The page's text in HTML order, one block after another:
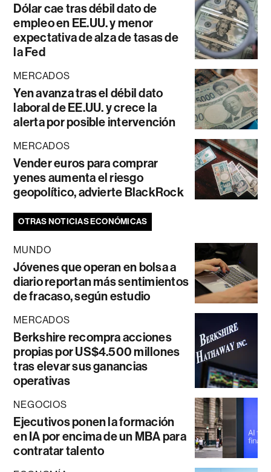
Dólar cae tras débil dato de
empleo en EE.UU. y menor
expectativa de alza de tasas de
la Fed
MERCADOS
Yen avanza tras el débil dato
laboral de EE.UU. y crece la
alerta por posible intervención
MERCADOS
Vender euros para comprar
yenes aumenta el riesgo
geopolítico, advierte BlackRock
OTRAS NOTICIAS ECONÓMICAS
MUNDO
Jóvenes que operan en bolsa a
diario reportan más sentimientos
de fracaso, según estudio
MERCADOS
Berkshire recompra acciones
propias por US$4.500 millones
tras elevar sus ganancias
operativas
NEGOCIOS
Ejecutivos ponen la formación
en IA por encima de un MBA para
contratar talento